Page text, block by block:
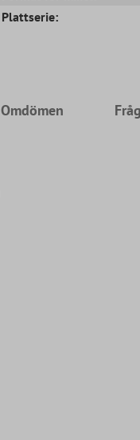
Plattserie:
Omdömen